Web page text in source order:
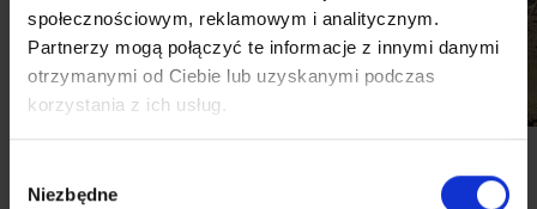
społecznościowym, reklamowym i analitycznym.
Partnerzy mogą połączyć te informacje z innymi danymi
otrzymanymi od Ciebie lub uzyskanymi podczas
korzystania z ich usług.
zgody
Niezbędne